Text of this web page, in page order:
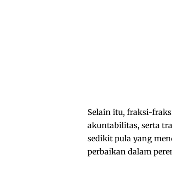
Selain itu, fraksi-
akuntabilitas, serta
sedikit pula yang
perbaikan dalam